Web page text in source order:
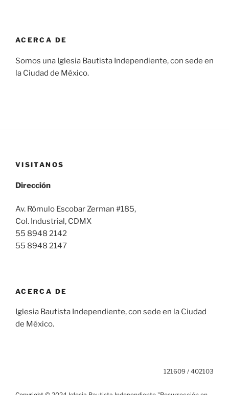
ACERCA DE
Somos una Iglesia Bautista Independiente, con sede en
la Ciudad de México.
VISITANOS
Dirección
Av. Rómulo Escobar Zerman #185,
Col. Industrial, CDMX
55 8948 2142
55 8948 2147
ACERCA DE
Iglesia Bautista Independiente, con sede en la Ciudad
de México.
121609 / 402103